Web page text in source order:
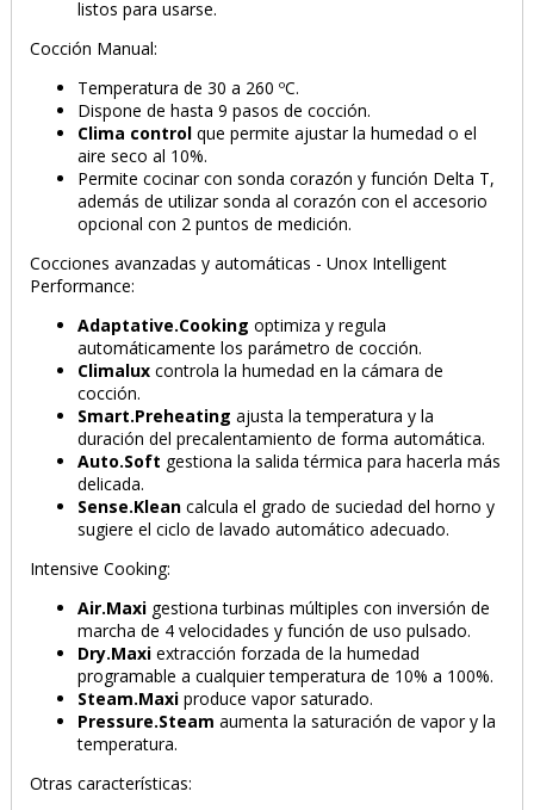
listos para usarse.
Cocción Manual:
Temperatura de 30 a 260 ºC.
Dispone de hasta 9 pasos de cocción.
Clima control que permite ajustar la humedad o el
aire seco al 10%.
Permite cocinar con sonda corazón y función Delta T,
además de utilizar sonda al corazón con el accesorio
opcional con 2 puntos de medición.
Cocciones avanzadas y automáticas - Unox Intelligent
Performance:
Adaptative.Cooking optimiza y regula
automáticamente los parámetro de cocción.
Climalux controla la humedad en la cámara de
cocción.
Smart.Preheating ajusta la temperatura y la
duración del precalentamiento de forma automática.
Auto.Soft gestiona la salida térmica para hacerla más
delicada.
Sense.Klean calcula el grado de suciedad del horno y
sugiere el ciclo de lavado automático adecuado.
Intensive Cooking:
Air.Maxi gestiona turbinas múltiples con inversión de
marcha de 4 velocidades y función de uso pulsado.
Dry.Maxi extracción forzada de la humedad
programable a cualquier temperatura de 10% a 100%.
Steam.Maxi produce vapor saturado.
Pressure.Steam aumenta la saturación de vapor y la
temperatura.
Otras características: